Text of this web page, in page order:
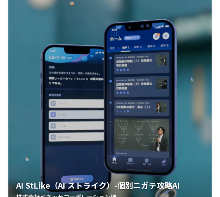
AI StLike（AI ストライク）-個別ニガテ攻略AI